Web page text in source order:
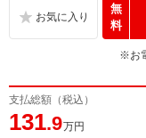
無
料
※お
支払総額（税込）
131.9万円